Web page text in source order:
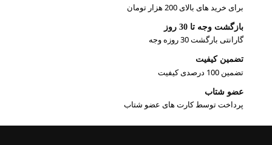
برای خرید های بالای 200 هزار تومان
بازگشت وجه تا 30 روز
گارانتی بارگشت 30 روزه وجه
تضمین کیفیت
تضمین 100 درصدی کیفیت
عضو شتاب
پرداخت توسط کارت های عضو شتاب